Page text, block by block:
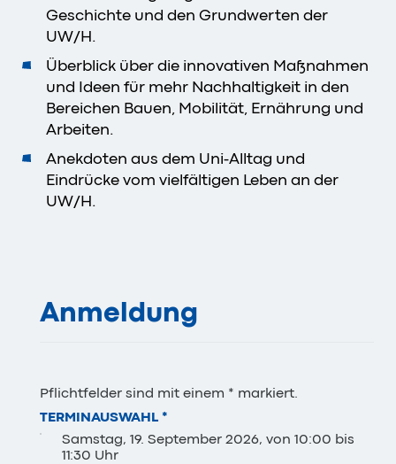
Geschichte und den Grundwerten der
UW/H.
Überblick über die innovativen Maßnahmen
und Ideen für mehr Nachhaltigkeit in den
Bereichen Bauen, Mobilität, Ernährung und
Arbeiten.
Anekdoten aus dem Uni-Alltag und
Eindrücke vom vielfältigen Leben an der
UW/H.
Anmeldung
Pflichtfelder sind mit einem * markiert.
TERMINAUSWAHL *
Samstag, 19. September 2026, von 10:00 bis
11:30 Uhr